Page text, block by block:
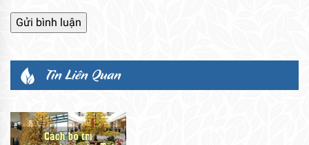
Tin Liên Quan